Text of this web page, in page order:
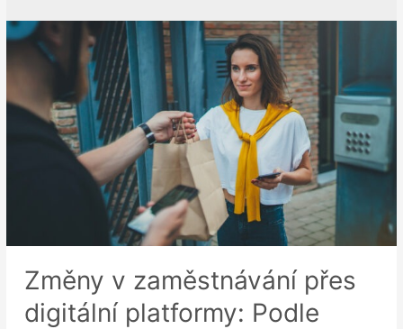
Změny v zaměstnávání přes
digitální platformy: Podle